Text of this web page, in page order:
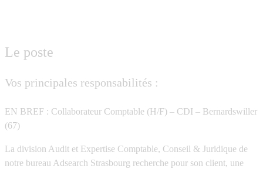
Le poste
Vos principales responsabilités :
EN BREF : Collaborateur Comptable (H/F) – CDI – Bernardswiller
(67)
La division Audit et Expertise Comptable, Conseil & Juridique de
notre bureau Adsearch Strasbourg recherche pour son client, une